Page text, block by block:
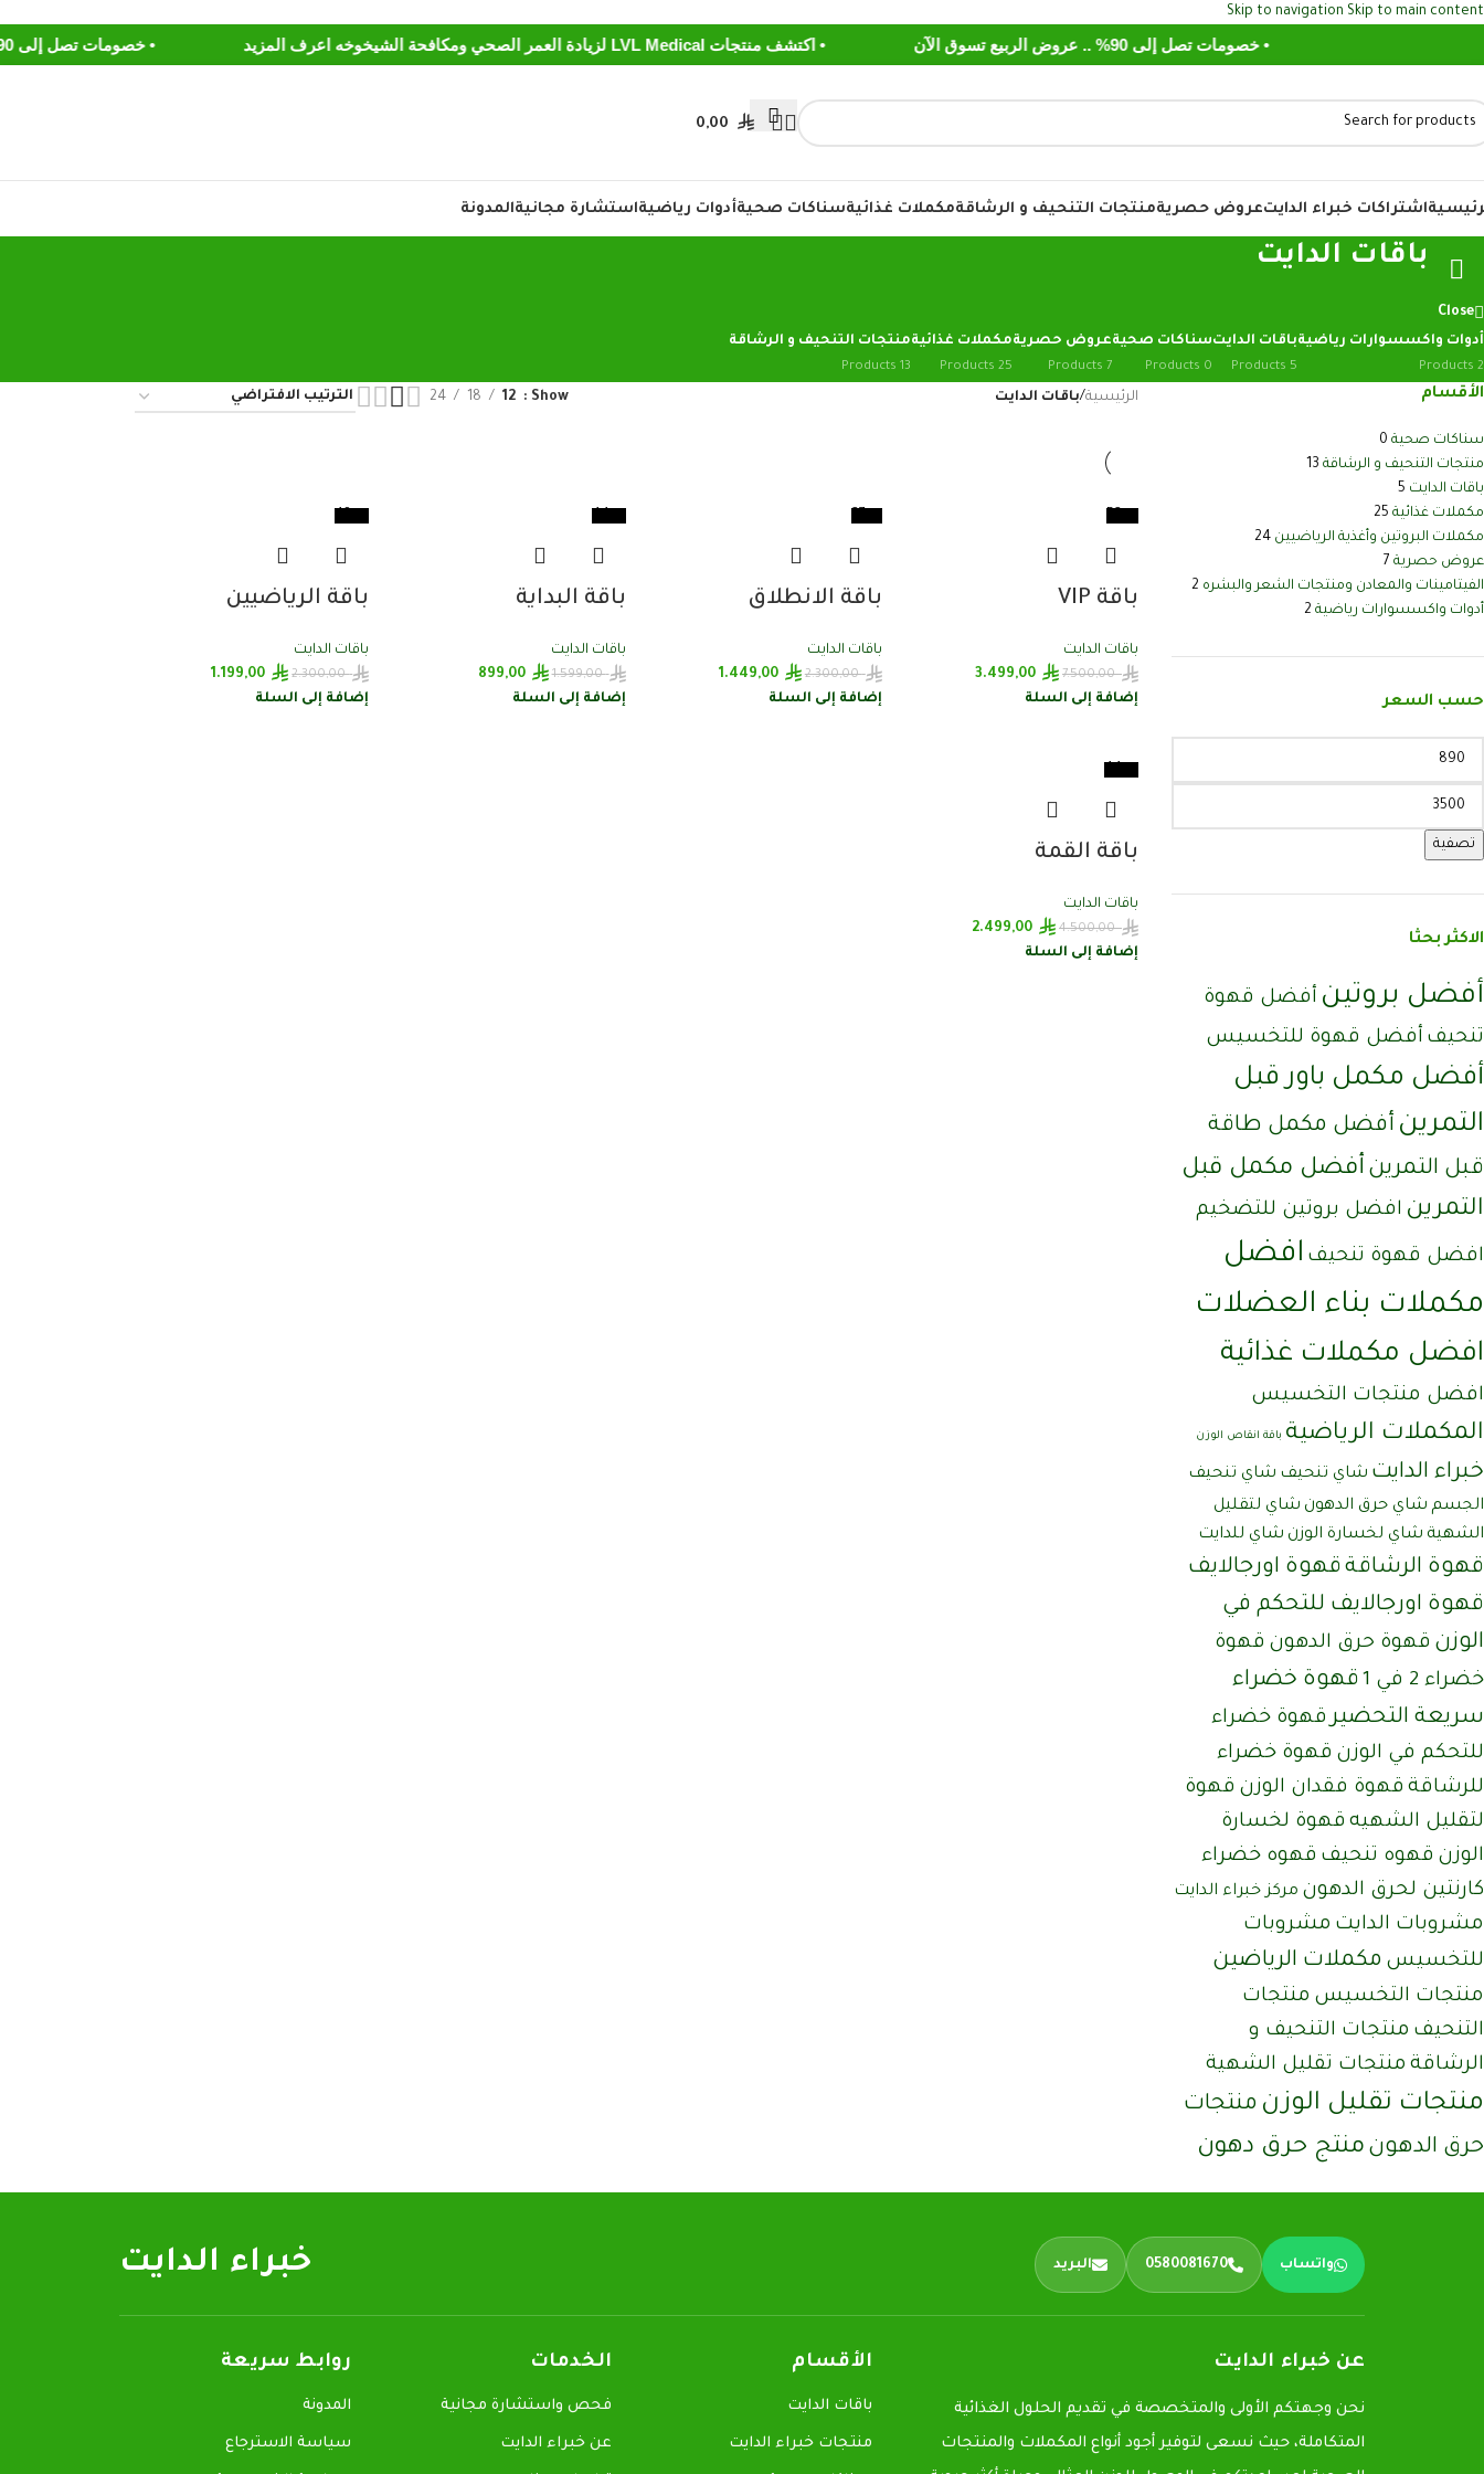
Skip to navigation Skip to main content
• خصومات تصل إلى 90% .. عروض الربيع تسوق الآن • اكتشف منتجات LVL Medical لزيادة العمر الصحي ومكافحة الشيخوخه اعرف المزيد • خصومات تصل إلى 90% .. عروض الربيع تسوق الآن
0,00
اشتراكات خبراء الدايتعروض حصريةمنتجات التنحيف و الرشاقةمكملات غذائيةسناكات صحيةأدوات رياضيةاستشارة مجانيةالمدونة
باقات الدايت
Close
أدوات واكسسوارات رياضية
2 Products
باقات الدايت
5 Products
سناكات صحية
0 Products
عروض حصرية
7 Products
مكملات غذائية
25 Products
منتجات التنحيف و الرشاقة
13 Products
الأقسام
سناكات صحية 0
منتجات التنحيف و الرشاقة 13
باقات الدايت 5
مكملات غذائية 25
مكملات البروتين وأغذية الرياضيين 24
عروض حصرية 7
الفيتامينات والمعادن ومنتجات الشعر والبشره 2
أدوات واكسسوارات رياضية 2
حسب السعر
تصفية
الاكثر بحثا
أفضل بروتين أفضل قهوة
تنحيف أفضل قهوة للتخسيس
أفضل مكمل باور قبل
التمرين أفضل مكمل طاقة
قبل التمرين أفضل مكمل قبل
التمرين افضل بروتين للتضخيم
افضل قهوة تنحيف افضل
مكملات بناء العضلات
افضل مكملات غذائية
افضل منتجات التخسيس
المكملات الرياضية باقة انقاص الوزن
خبراء الدايت شاي تنحيف شاي تنحيف
الجسم شاي حرق الدهون شاي لتقليل
الشهية شاي لخسارة الوزن شاي للدايت
قهوة الرشاقةقهوة اورجالايف
قهوة اورجالايف للتحكم في
الوزن قهوة حرق الدهون قهوة
خضراء 2 في 1
قهوة خضراء
سريعة التحضير قهوة خضراء
للتحكم في الوزن قهوة خضراء
للرشاقة قهوة فقدان الوزن قهوة
لتقليل الشهيه قهوة لخسارة
الوزن قهوه تنحيف قهوه خضراء
كارنتين لحرق الدهون مركز خبراء الدايت
مشروبات الدايت مشروبات
للتخسيس مكملات الرياضين
منتجات التخسيس منتجات
التنحيف منتجات التنحيف و
الرشاقة منتجات تقليل الشهية
منتجات تقليل الوزن منتجات
حرق الدهون منتج حرق دهون
الرئيسية/باقات الدايت Show
12
18
24
باقة VIP
باقات الدايت
7.500,00
3.499,00
إضافة إلى السلة
باقة الانطلاق
باقات الدايت
2.300,00
1.449,00
إضافة إلى السلة
باقة البداية
باقات الدايت
1.599,00
899,00
إضافة إلى السلة
باقة الرياضيين
باقات الدايت
2.300,00
1.199,00
إضافة إلى السلة
باقة القمة
باقات الدايت
4.500,00
2.499,00
إضافة إلى السلة
واتساب 0580081670 البريد خبراء الدايت
عن خبراء الدايت
نحن وجهتكم الأولى والمتخصصة في تقديم الحلول الغذائية
المتكاملة، حيث نسعى لتوفير أجود أنواع المكملات والمنتجات
الأقسام
باقات الدايت
منتجات خبراء الدايت
الخدمات
فحص واستشارة مجانية
عن خبراء الدايت
روابط سريعة
المدونة
سياسة الاسترجاع